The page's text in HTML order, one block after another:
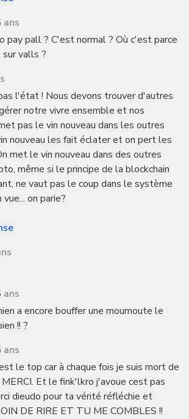
ans
pay pall ? C'est normal ? Où c'est parce
valls ?
l'état ! Nous devons trouver d'autres
notre vivre ensemble et nos
pas le vin nouveau dans les outres
nouveau les fait éclater et on pert les
met le vin nouveau dans des outres
même si le principe de la blockchain
ne vaut pas le coup dans le système
on parie?
ans
a encore bouffer une moumoute le
!! ?
ans
le top car à chaque fois je suis mort de
Et le fink'lkro j'avoue cest pas
dieudo pour ta vérité réfléchie et
DE RIRE ET TU ME COMBLES !!